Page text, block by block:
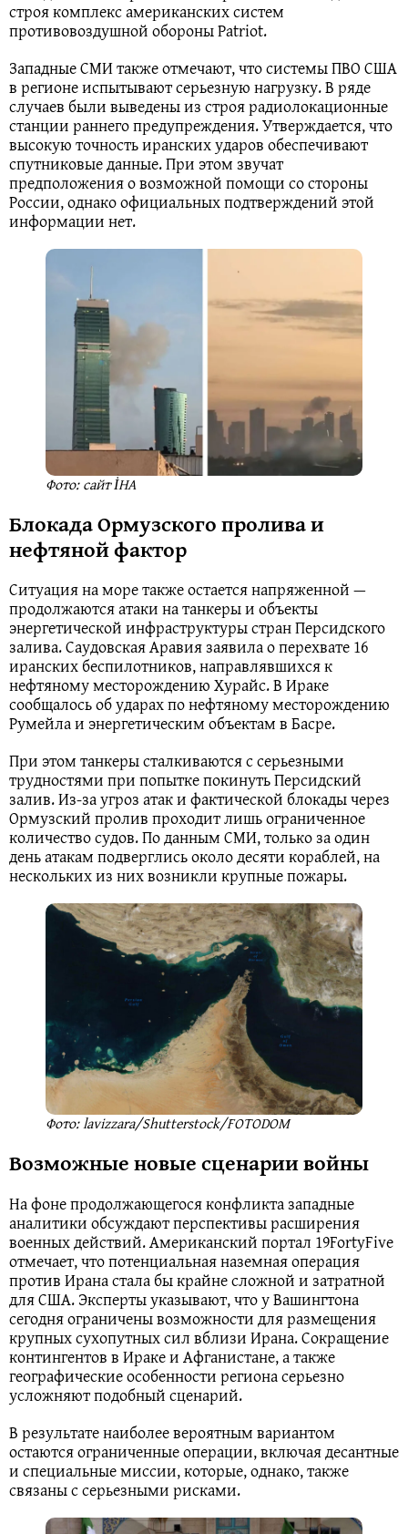
строя комплекс американских систем
противовоздушной обороны Patriot.
Западные СМИ также отмечают, что системы ПВО США
в регионе испытывают серьезную нагрузку. В ряде
случаев были выведены из строя радиолокационные
станции раннего предупреждения. Утверждается, что
высокую точность иранских ударов обеспечивают
спутниковые данные. При этом звучат
предположения о возможной помощи со стороны
России, однако официальных подтверждений этой
информации нет.
Фото: сайт İHA
Блокада Ормузского пролива и
нефтяной фактор
Ситуация на море также остается напряженной —
продолжаются атаки на танкеры и объекты
энергетической инфраструктуры стран Персидского
залива. Саудовская Аравия заявила о перехвате 16
иранских беспилотников, направлявшихся к
нефтяному месторождению Хурайс. В Ираке
сообщалось об ударах по нефтяному месторождению
Румейла и энергетическим объектам в Басре.
При этом танкеры сталкиваются с серьезными
трудностями при попытке покинуть Персидский
залив. Из-за угроз атак и фактической блокады через
Ормузский пролив проходит лишь ограниченное
количество судов. По данным СМИ, только за один
день атакам подверглись около десяти кораблей, на
нескольких из них возникли крупные пожары.
Фото: lavizzara/Shutterstock/FOTODOM
Возможные новые сценарии войны
На фоне продолжающегося конфликта западные
аналитики обсуждают перспективы расширения
военных действий. Американский портал 19FortyFive
отмечает, что потенциальная наземная операция
против Ирана стала бы крайне сложной и затратной
для США. Эксперты указывают, что у Вашингтона
сегодня ограничены возможности для размещения
крупных сухопутных сил вблизи Ирана. Сокращение
контингентов в Ираке и Афганистане, а также
географические особенности региона серьезно
усложняют подобный сценарий.
В результате наиболее вероятным вариантом
остаются ограниченные операции, включая десантные
и специальные миссии, которые, однако, также
связаны с серьезными рисками.